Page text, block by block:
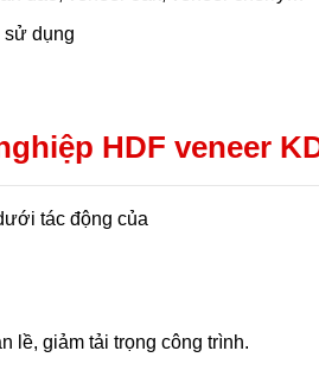
sử dụng
HDF veneer
tác động của
lề, giảm tải trọng công trình.